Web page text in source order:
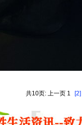
共10页: 上一页 1 [2]